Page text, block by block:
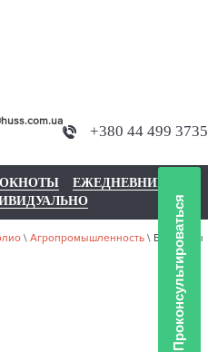
+380 44 499 3735
ЕЖЕДНЕВНИКИ
\ Агропромышленность \ Блокноты
Проконсультироваться